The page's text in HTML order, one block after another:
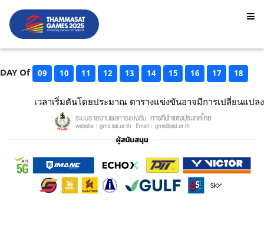
DAY Of 09 10 11 12 13 14 15 16 17 18
เวลาเริ่มตันโดยประมาณ ตารางแข่งขันอาจมีการเปลี่ยนแปลง